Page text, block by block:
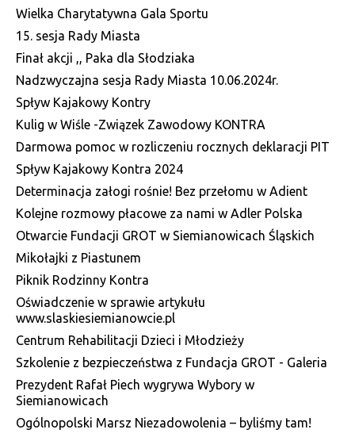
Wielka Charytatywna Gala Sportu
15. sesja Rady Miasta
Finał akcji ,, Paka dla Słodziaka
Nadzwyczajna sesja Rady Miasta 10.06.2024r.
Spływ Kajakowy Kontry
Kulig w Wiśle -Związek Zawodowy KONTRA
Darmowa pomoc w rozliczeniu rocznych deklaracji PIT
Spływ Kajakowy Kontra 2024
Determinacja załogi rośnie! Bez przełomu w Adient
Kolejne rozmowy płacowe za nami w Adler Polska
Otwarcie Fundacji GROT w Siemianowicach Śląskich
Mikołajki z Piastunem
Piknik Rodzinny Kontra
Oświadczenie w sprawie artykułu
www.slaskiesiemianowcie.pl
Centrum Rehabilitacji Dzieci i Młodzieży
Szkolenie z bezpieczeństwa z Fundacja GROT - Galeria
Prezydent Rafał Piech wygrywa Wybory w
Siemianowicach
Ogólnopolski Marsz Niezadowolenia – byliśmy tam!